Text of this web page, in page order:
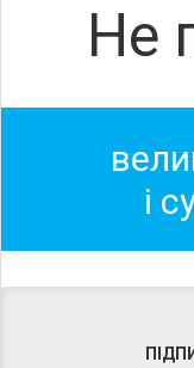
Не
і